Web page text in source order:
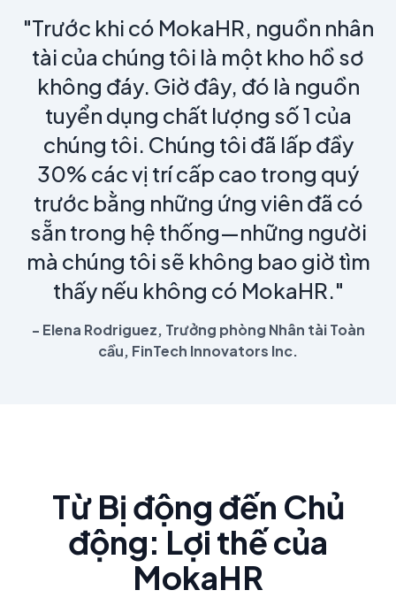
"Trước khi có MokaHR, nguồn nhân
tài của chúng tôi là một kho hồ sơ
không đáy. Giờ đây, đó là nguồn
tuyển dụng chất lượng số 1 của
chúng tôi. Chúng tôi đã lấp đầy
30% các vị trí cấp cao trong quý
trước bằng những ứng viên đã có
sẵn trong hệ thống—những người
mà chúng tôi sẽ không bao giờ tìm
thấy nếu không có MokaHR."
- Elena Rodriguez, Trưởng phòng Nhân tài Toàn
cầu, FinTech Innovators Inc.
Từ Bị động đến Chủ
động: Lợi thế của
MokaHR